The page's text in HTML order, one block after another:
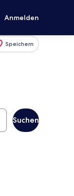
Anmelden
Speichern
Suchen